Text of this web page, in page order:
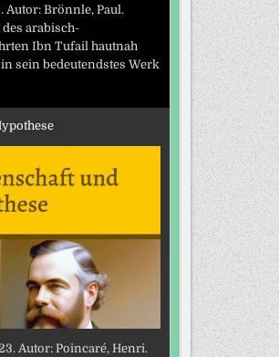
Autor: Brönnle, Paul.
arabisch-
Ibn Tufail hautnah
sein bedeutendstes Werk
Autor: Poincaré, Henri.